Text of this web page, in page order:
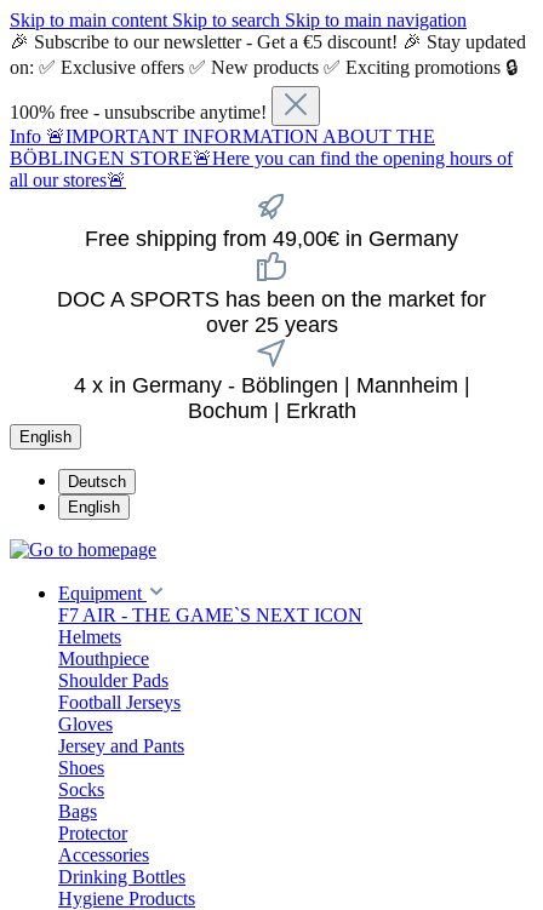
Skip to main content Skip to search Skip to main navigation
🎉 Subscribe to our newsletter - Get a €5 discount! 🎉 Stay updated
on: ✅ Exclusive offers ✅ New products ✅ Exciting promotions 🔒
100% free - unsubscribe anytime!
Info 🚨IMPORTANT INFORMATION ABOUT THE
BÖBLINGEN STORE🚨Here you can find the opening hours of
all our stores🚨
Free shipping from 49,00€ in Germany
DOC A SPORTS has been on the market for
over 25 years
4 x in Germany - Böblingen | Mannheim |
Bochum | Erkrath
English
Deutsch
English
Equipment
F7 AIR - THE GAME`S NEXT ICON
Helmets
Mouthpiece
Shoulder Pads
Football Jerseys
Gloves
Jersey and Pants
Shoes
Socks
Bags
Protector
Accessories
Drinking Bottles
Hygiene Products